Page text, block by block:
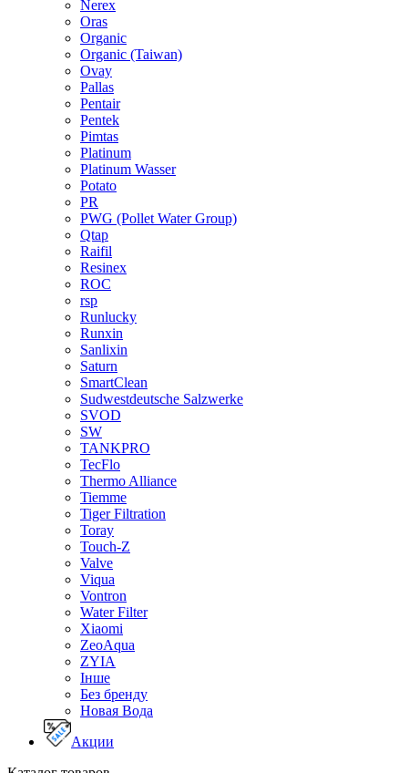
Nerex
Oras
Organic
Organic (Taiwan)
Ovay
Pallas
Pentair
Pentek
Pimtas
Platinum
Platinum Wasser
Potato
PR
PWG (Pollet Water Group)
Qtap
Raifil
Resinex
ROC
rsp
Runlucky
Runxin
Sanlixin
Saturn
SmartClean
Sudwestdeutsche Salzwerke
SVOD
SW
TANKPRO
TecFlo
Thermo Alliance
Tiemme
Tiger Filtration
Toray
Touch-Z
Valve
Viqua
Vontron
Water Filter
Xiaomi
ZeoAqua
ZYIA
Інше
Без бренду
Новая Вода
Акции